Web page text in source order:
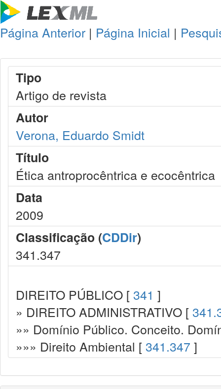
Página Anterior | Página Inicial |
Tipo
Artigo de revista
Autor
Verona, Eduardo Smidt
Título
Ética antroprocêntrica e ecocêntrica
Data
2009
Classificação (CDDir)
341.347
DIREITO PÚBLICO [ 341 ]
» DIREITO ADMINISTRATIVO [
»» Domínio Público. Conceito.
»»» Direito Ambiental [ 341.347 ]